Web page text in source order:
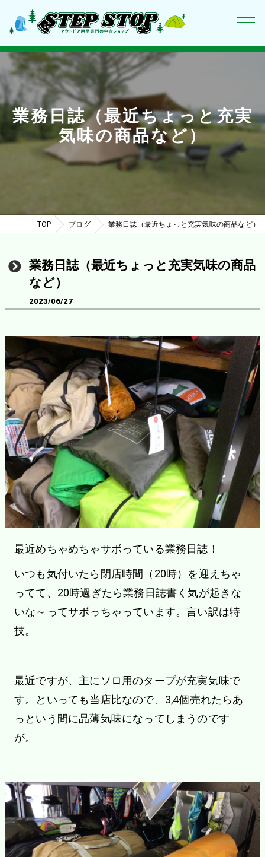
業務日誌（最近ちょっと充実
気味の商品など）
TOP ブログ 業務日誌（最近ちょっと充実気味の商品など）
業務日誌（最近ちょっと充実気味の商品
など）
2023/06/27
最近めちゃめちゃサボっている業務日誌！
いつも気付いたら閉店時間（20時）を迎えちゃ
ってて、20時過ぎたら業務日誌書く気が起きな
いな～ってサボっちゃっています。言い訳は特
技。
最近ですが、主にソロ用のタープが充実気味で
す。といっても当店比なので、3,4個売れたらあ
っという間に品薄気味になってしまうのです
が。